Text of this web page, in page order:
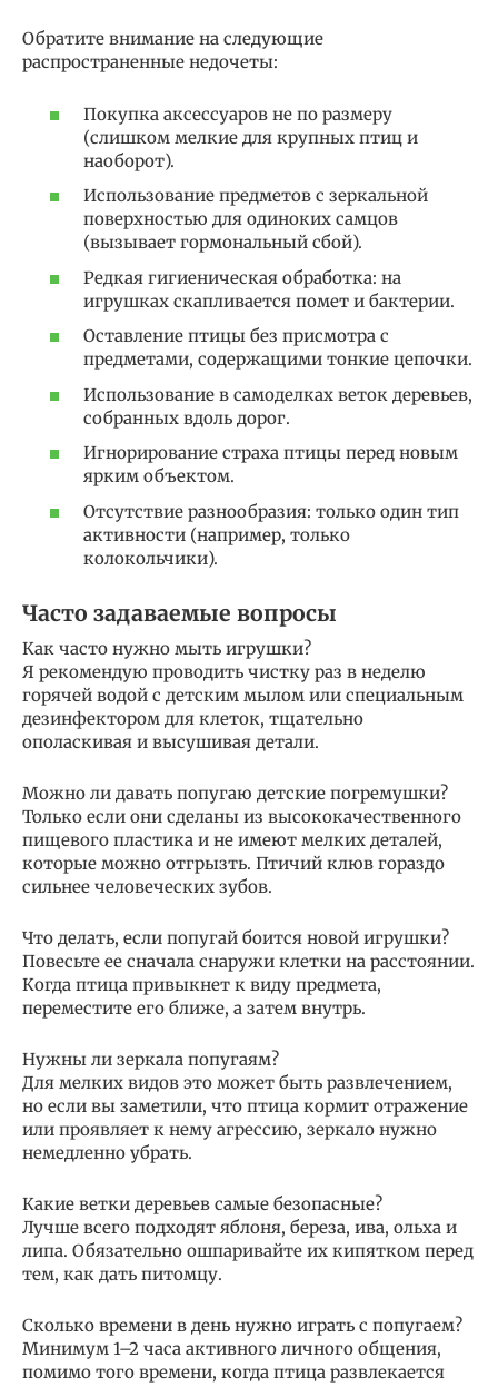
Обратите внимание на следующие
распространенные недочеты:
Покупка аксессуаров не по размеру
(слишком мелкие для крупных птиц и
наоборот).
Использование предметов с зеркальной
поверхностью для одиноких самцов
(вызывает гормональный сбой).
Редкая гигиеническая обработка: на
игрушках скапливается помет и бактерии.
Оставление птицы без присмотра с
предметами, содержащими тонкие цепочки.
Использование в самоделках веток деревьев,
собранных вдоль дорог.
Игнорирование страха птицы перед новым
ярким объектом.
Отсутствие разнообразия: только один тип
активности (например, только
колокольчики).
Часто задаваемые вопросы
Как часто нужно мыть игрушки?
Я рекомендую проводить чистку раз в неделю
горячей водой с детским мылом или специальным
дезинфектором для клеток, тщательно
ополаскивая и высушивая детали.
Можно ли давать попугаю детские погремушки?
Только если они сделаны из высококачественного
пищевого пластика и не имеют мелких деталей,
которые можно отгрызть. Птичий клюв гораздо
сильнее человеческих зубов.
Что делать, если попугай боится новой игрушки?
Повесьте ее сначала снаружи клетки на расстоянии.
Когда птица привыкнет к виду предмета,
переместите его ближе, а затем внутрь.
Нужны ли зеркала попугаям?
Для мелких видов это может быть развлечением,
но если вы заметили, что птица кормит отражение
или проявляет к нему агрессию, зеркало нужно
немедленно убрать.
Какие ветки деревьев самые безопасные?
Лучше всего подходят яблоня, береза, ива, ольха и
липа. Обязательно ошпаривайте их кипятком перед
тем, как дать питомцу.
Сколько времени в день нужно играть с попугаем?
Минимум 1–2 часа активного личного общения,
помимо того времени, когда птица развлекается